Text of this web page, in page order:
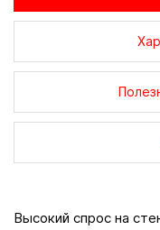
Высокий спрос на